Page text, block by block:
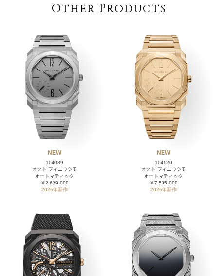
Other Products
NEW
104089
オクト フィニッシモ
オートマティック
￥2,629,000
2026年新作
NEW
104120
オクト フィニッシモ
オートマティック
￥7,535,000
2026年新作